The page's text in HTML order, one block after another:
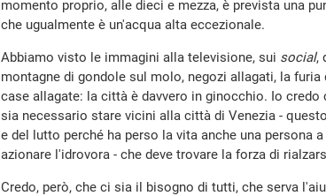
momento proprio, alle dieci e mezza, è prevista una
che ugualmente è un'acqua alta eccezionale.
Abbiamo visto le immagini alla televisione, sui social,
montagne di gondole sul molo, negozi allagati, la
case allagate: la città è davvero in ginocchio. Io
sia necessario stare vicini alla città di Venezia -
e del lutto perché ha perso la vita anche una persona
azionare l'idrovora - che deve trovare la forza di
Credo, però, che ci sia il bisogno di tutti, che serva